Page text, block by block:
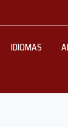
IDIOMAS